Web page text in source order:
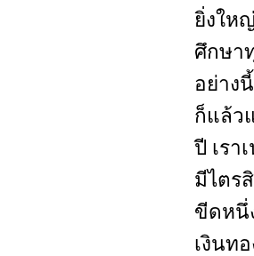
ยิ่งให
ศึกษา
อย่าง
ก็แล้ว
ปี เรา
มีไตร
ขีดหนึ่
เงินท